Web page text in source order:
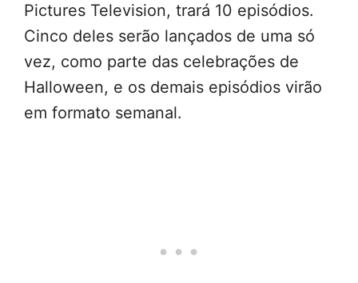
Pictures Television, trará 10 episódios.
Cinco deles serão lançados de uma só
vez, como parte das celebrações de
Halloween, e os demais episódios virão
em formato semanal.